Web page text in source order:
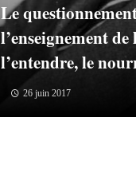
Le
l’enseignement
l’entendre, le
26 juin 2017